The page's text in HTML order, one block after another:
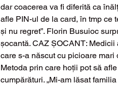
dar coacerea va fi diferită ca
afle PIN-ul de la card, în tmp ce
și nu regret”. Florin Busuioc
șocantă. CAZ ȘOCANT:
care s-a născut cu picioare
Metoda prin care hoții pot să
cumpărături. „Mi-am lăsat